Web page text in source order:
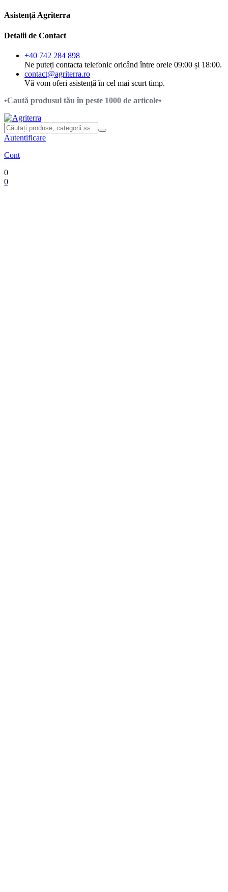
Asistență Agriterra
Detalii de Contact
+40 742 284 898
Ne puteți contacta telefonic oricând între orele 09:00 și 18:00.
contact@agriterra.ro
Vă vom oferi asistență în cel mai scurt timp.
•Caută produsul tău în peste 1000 de articole•
Autentificare
Cont
0
0